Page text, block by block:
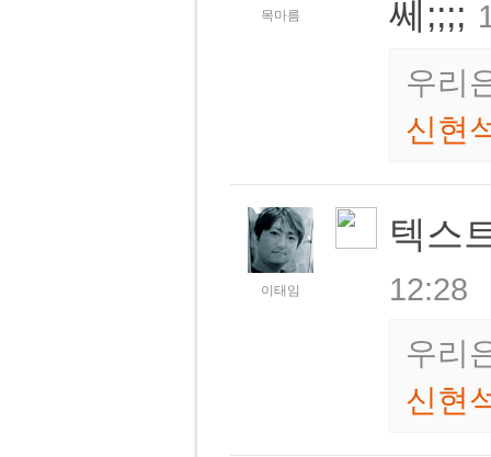
목마름
쎄;;;;
우리
신현
이태임
텍스
12:28
우리
신현